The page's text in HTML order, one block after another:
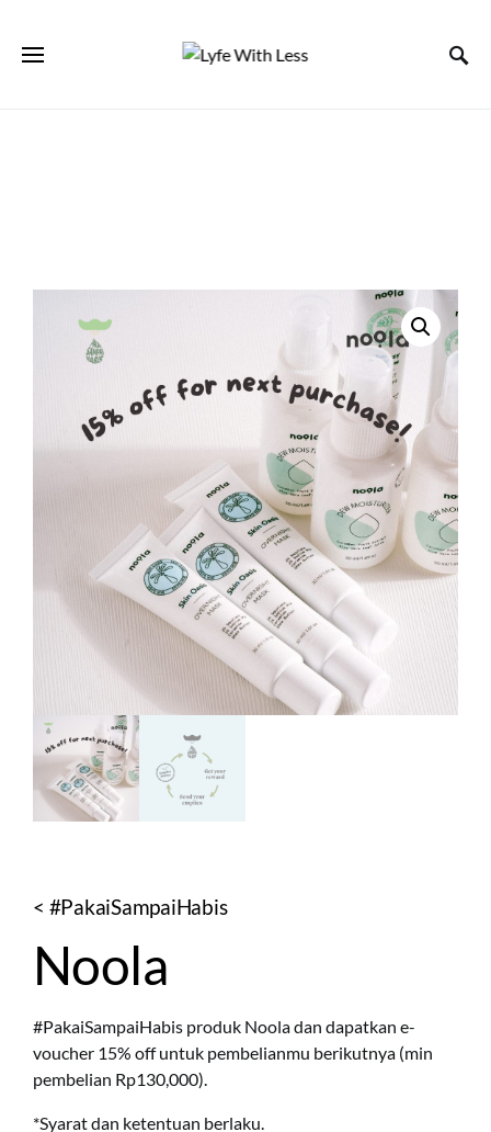
< #PakaiSampaiHabis
Noola
#PakaiSampaiHabis produk Noola dan dapatkan e-
voucher 15% off untuk pembelianmu berikutnya (min
pembelian Rp130,000).
*Syarat dan ketentuan berlaku.